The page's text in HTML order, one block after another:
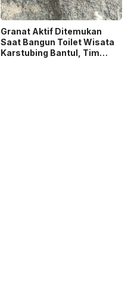
Granat Aktif Ditemukan
Saat Bangun Toilet Wisata
Karstubing Bantul, Tim